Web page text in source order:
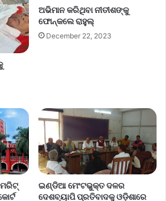
ଅଭିମାନ କରିଥିବା ନୀତୀଶଙ୍କୁ
ଫୋନ୍‌କଲେ ରାହୁଲ୍‌
December 22, 2023
ଇଣ୍ଡିଆ ମେଂଟଭୁକ୍ତ ଦଳର
ଦେଶବ୍ୟାପି ପ୍ରତିବାଦକୁ ଓଡ଼ିଶାରେ